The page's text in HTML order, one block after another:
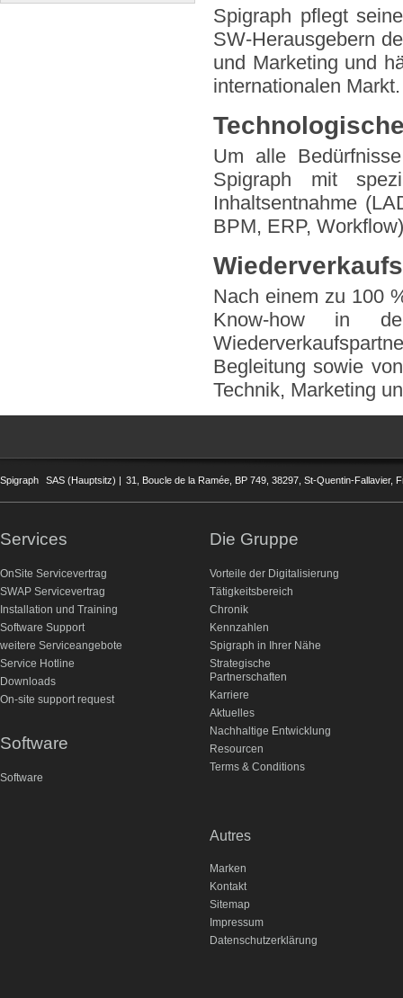
Spigraph pflegt
SW-Herausgebern
und Marketing und
internationalen Markt.
Um alle
Spigraph mit
Inhaltsentnahme
BPM, ERP,
Nach einem zu 100
Know-how in
Begleitung sowie
Technik, Marketing
Spigraph SAS (Hauptsitz) | 31, Boucle de la Ramée, BP 749, 38297, St-Quentin-
Services
OnSite Servicevertrag
SWAP Servicevertrag
Installation und Training
Software Support
weitere Serviceangebote
Service Hotline
Downloads
On-site support request
Software
Software
Die Gruppe
Vorteile der Digitalisierung
Tätigkeitsbereich
Chronik
Kennzahlen
Spigraph in Ihrer Nähe
Strategische
Partnerschaften
Karriere
Aktuelles
Nachhaltige Entwicklung
Resourcen
Terms & Conditions
Autres
Marken
Kontakt
Sitemap
Impressum
Datenschutzerklärung